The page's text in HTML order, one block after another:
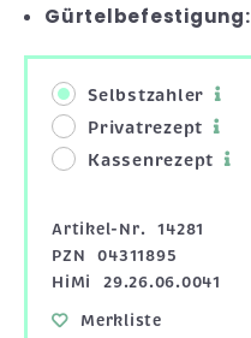
Gürtelbefestigung:
Selbstzahler
Privatrezept
Kassenrezept
Artikel-Nr.
14281
PZN
04311895
HiMi
29.26.06.0041
Merkliste